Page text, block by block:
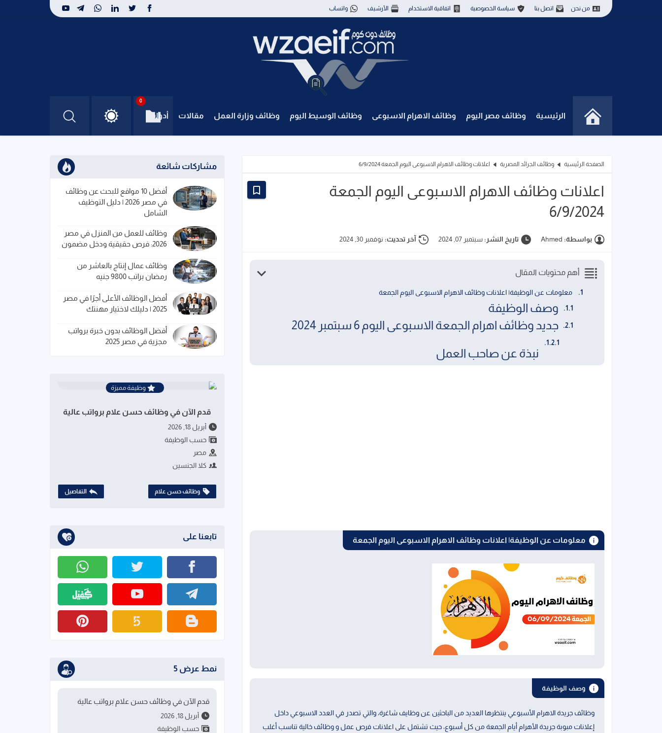
من نحن اتصل بنا سياسة الخصوصية اتفاقية الاستخدام الأرشيف واتساب
الرئيسية وظائف مصر اليوم وظائف الاهرام الاسبوعى وظائف الوسيط اليوم وظائف وزارة العمل مقالات أدوات
0
الصفحة الرئيسية وظائف الجرائد المصرية اعلانات وظائف الاهرام الاسبوعى اليوم الجمعة 6/9/2024
اعلانات وظائف الاهرام الاسبوعى اليوم الجمعة
6/9/2024
بواسطة: Ahmed تاريخ النشر: سبتمبر 07, 2024 آخر تحديث: نوفمبر 30, 2024
أهم محتويات المقال
معلومات عن الوظيفة| اعلانات وظائف الاهرام الاسبوعى اليوم الجمعة
وصف الوظيفة
جديد وظائف اهرام الجمعة الاسبوعى اليوم 6 سبتمبر 2024
نبذة عن صاحب العمل
معلومات عن الوظيفة| اعلانات وظائف الاهرام الاسبوعى اليوم الجمعة
وصف الوظيفة
وظائف جريدة الاهرام الأسبوعي ينتظرها العديد من الباحثين عن وظايف شاغرة، والتي تصدر في العدد الاسبوعي داخل
إعلانات مبوبة جريدة الأهرام أيام الجمعة من كل أسبوع، حيث تشتمل على اعلانات فرص عمل و وظائف خالية تناسب أغلب
مشاركات شائعة
أفضل 10 مواقع للبحث عن وظائف
في مصر 2026 | دليل التوظيف
الشامل
وظائف للعمل من المنزل في مصر
2026: فرص حقيقية ودخل مضمون
وظائف عمال إنتاج بالعاشر من
رمضان براتب 9800 جنيه
أفضل الوظائف الأعلى أجرًا في مصر
2025 | دليلك لاختيار مهنتك
أفضل الوظائف بدون خبرة برواتب
مجزية في مصر 2025
وظيفة مميزة
قدم الآن في وظائف حسن علام برواتب عالية
أبريل 18, 2026
حسب الوظيفة
مصر
كلا الجنسين
وظائف حسن علام التفاصيل
تابعنا على
نمط عرض 5
قدم الآن في وظائف حسن علام برواتب عالية
أبريل 18, 2026
حسب الوظيفة